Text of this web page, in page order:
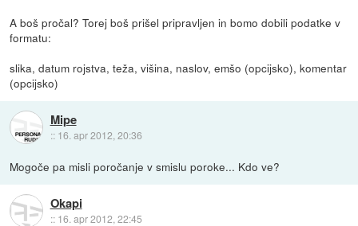
A boš pročal? Torej boš prišel pripravljen in bomo dobili podatke v
formatu:
slika, datum rojstva, teža, višina, naslov, emšo (opcijsko), komentar
(opcijsko)
Mipe
:: 16. apr 2012, 20:36
Mogoče pa misli poročanje v smislu poroke... Kdo ve?
Okapi
:: 16. apr 2012, 22:45